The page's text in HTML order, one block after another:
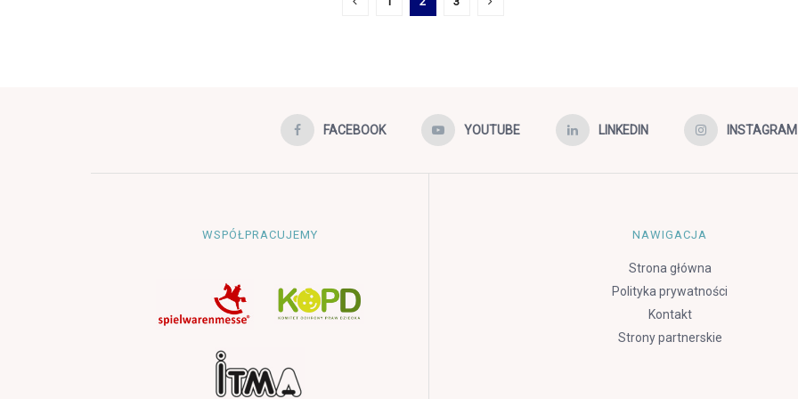
FACEBOOK YOUTUBE LINKEDIN INSTAGRAM
WSPÓŁPRACUJEMY NAWIGACJA
Strona główna
Polityka prywatności
Kontakt
Strony partnerskie